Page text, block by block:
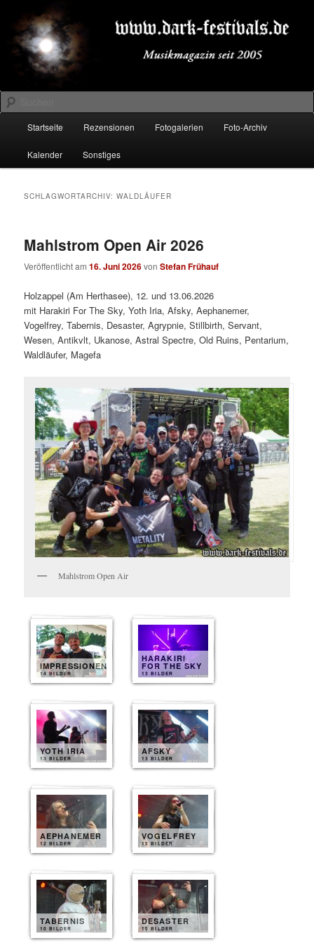
primären
Inhalt
springen
sekundären
Inhalt
springenDARK-FESTIVALS.DE
Suchen
Startseite Rezensionen Fotogalerien Foto-Archiv
Kalender Sonstiges
SCHLAGWORTARCHIV:WALDLÄUFER
Mahlstrom Open Air 2026
Veröffentlicht am16. Juni 2026vonStefan Frühauf
Holzappel (Am Herthasee), 12. und 13.06.2026
mit Harakiri For The Sky, Yoth Iria, Afsky, Aephanemer,
Vogelfrey, Tabernis, Desaster, Agrypnie, Stillbirth, Servant,
Wesen, Antikvlt, Ukanose, Astral Spectre, Old Ruins, Pentarium,
Waldläufer, Magefa
Mahlstrom Open Air
IMPRESSIONEN
14 BILDER
HARAKIRI
FOR THE SKY
13 BILDER
YOTH IRIA
13 BILDER
AFSKY
13 BILDER
AEPHANEMER
12 BILDER
VOGELFREY
12 BILDER
TABERNIS
10 BILDER
DESASTER
10 BILDER